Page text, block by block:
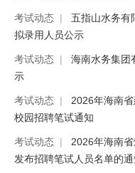
考试动态 |
五指山水务有
拟录用人员公示
考试动态 |
海南水务集团
示
考试动态 |
2026年海南
校园招聘笔试通知
考试动态 |
2026年海南
发布招聘笔试人员名单的通